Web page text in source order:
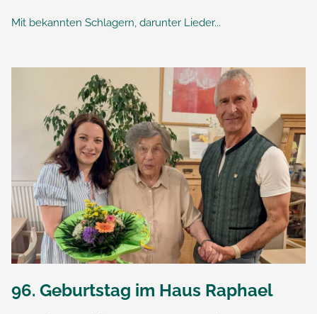
Mit bekannten Schlagern, darunter Lieder...
96. Geburtstag im Haus Raphael